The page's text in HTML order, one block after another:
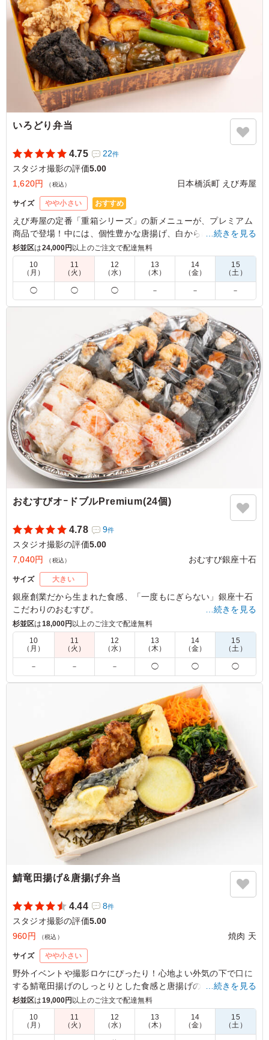
ご利用シーン：ロケ・撮影›スタジオ撮影
東京都品川区上大崎2026/03/13
いろどり弁当
4.75 22件
スタジオ撮影の評価5.00
1,620円
（税込） 日本橋浜町 えび寿屋
サイズ やや小さい おすすめ
えび寿屋の定番「重箱シリーズ」の新メニューが、プレミアム
商品で登場！中には、個性豊かな唐揚げ、白から(塩)、黒から
(バジル)が堂々と並び、主役級の存在感を放ちます。さらに、
香ばしく焼き上げた人気の焼き鳥2本、甘辛いタレが絶妙な鶏
の照り焼き、コク深い味わいの鶏の西京味噌焼きと、まさに鶏
づくしの豪華なラインナップ。ご飯の上は、風味豊かなきんぴ
らが敷かれ、全体の味を引き立てる名脇役として活躍します。
ひとつの重で何通りもの味わいを楽しめる、見た目も味も贅沢
かつ満足感のあるお弁当です。会議やロケのお食事としても外
株式会社ソニマージュ
味付けがちょうど良く、鶏肉の旨味をしっかり感じられる
お弁当でした。スタッフの中でも「これ当たりだね」と話
している人がいて、幅広い年代に好まれる味だと思いま
す。見た目もきれいで、開けた瞬間から食欲をそそられま
した。
ご利用シーン： ロケ・撮影›スタジオ撮影
東京都渋谷区笹塚2026/07/30
…続きを見る
杉並区は24,000円 以上のご注文で配達無料
10
（月）
11
（火）
12
（水）
13
（木）
14
（金）
15
（土）
◯ ◯ ◯ － － －
おむすびオｰドブルPremium(24個)
4.78 9件
スタジオ撮影の評価5.00
7,040円
（税込） おむすび銀座十石
サイズ 大きい
銀座創業だから生まれた食感、「一度もにぎらない」銀座十石
こだわりのおむすび。
彩り豊かなおむすび24個の詰め合わせ。十石人気のおむすびの
み8種類を各3個ずつご用意いたしました。
※お届け時のおむすびはひとつづつフィルムに巻かれておりま
す。完全個包装ではございません。
※おむすびの具材は店舗おまかせとなります。
おにぎりの種類がとても豊富でなにを食べても美味しい、
大満足な商品でした。お米が美味しく、味や具がたくさん
あるので最後まで飽きずにいただけるオススメの商品で
す。また注文したいです。
ご利用シーン：ロケ・撮影›スタジオ撮影
東京都港区赤坂2026/07/22
…続きを見る
杉並区は18,000円 以上のご注文で配達無料
10
（月）
11
（火）
12
（水）
13
（木）
14
（金）
15
（土）
－ － － ◯ ◯ ◯
鯖竜田揚げ&唐揚げ弁当
4.44 8件
スタジオ撮影の評価5.00
960円
（税込） 焼肉 天
サイズ やや小さい
野外イベントや撮影ロケにぴったり！心地よい外気の下で口に
する鯖竜田揚げのしっとりとした食感と唐揚げのジューシーさ
は格別。アスパラの塩焼きと共に味わう、素朴な味付けが癒し
を与えてくれます。さらに彩り豊かなひじき煮や人参ナムルが
お口の中で広がり、満足感を一層引き立てます。
…続きを見る
杉並区は19,000円以上のご注文で配達無料
10
（月）
11
（火）
12
（水）
13
（木）
14
（金）
15
（土）